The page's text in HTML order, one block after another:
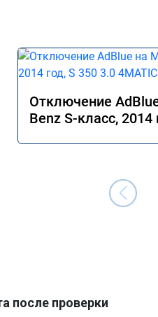
Отключение
Benz S-класс, 2014
после проверки